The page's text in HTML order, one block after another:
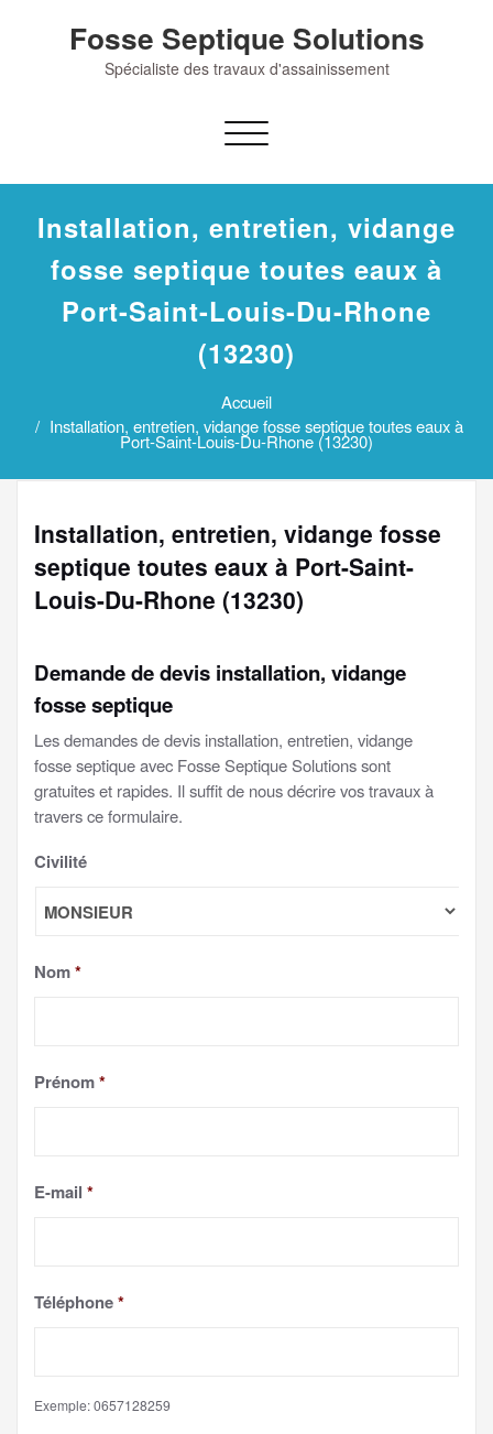
Fosse Septique Solutions
Spécialiste des travaux d'assainissement
Afficher/masquer
navigation
Installation, entretien, vidange
fosse septique toutes eaux à
Port-Saint-Louis-Du-Rhone
(13230)
Accueil
Installation, entretien, vidange fosse septique toutes eaux à
Port-Saint-Louis-Du-Rhone (13230)
Installation, entretien, vidange fosse
septique toutes eaux à Port-Saint-
Louis-Du-Rhone (13230)
Demande de devis installation, vidange
fosse septique
Les demandes de devis installation, entretien, vidange
fosse septique avec Fosse Septique Solutions sont
gratuites et rapides. Il suffit de nous décrire vos travaux à
travers ce formulaire.
Civilité
Nom*
Prénom*
E-mail *
Téléphone*
Exemple: 0657128259